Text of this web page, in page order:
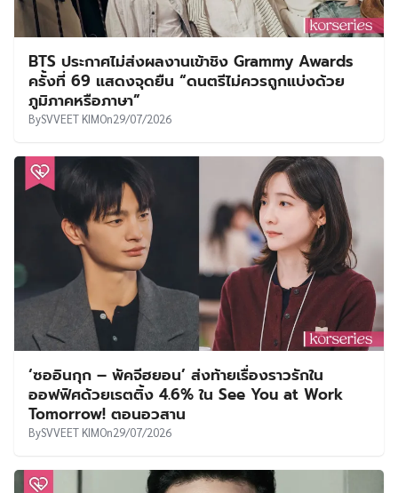
BTS ประกาศไม่ส่งผลงานเข้าชิง Grammy Awards
ครั้งที่ 69 แสดงจุดยืน “ดนตรีไม่ควรถูกแบ่งด้วย
ภูมิภาคหรือภาษา”
BySVVEET KIMOn29/07/2026
‘ซออินกุก – พัคจีฮยอน’ ส่งท้ายเรื่องราวรักใน
ออฟฟิศด้วยเรตติ้ง 4.6% ใน See You at Work
Tomorrow! ตอนอวสาน
BySVVEET KIMOn29/07/2026